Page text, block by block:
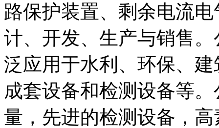
路保护装置、剩余电流
计、开发、生产与销售
泛应用于水利、环保、
成套设备和检测设备等
量，先进的检测设备，